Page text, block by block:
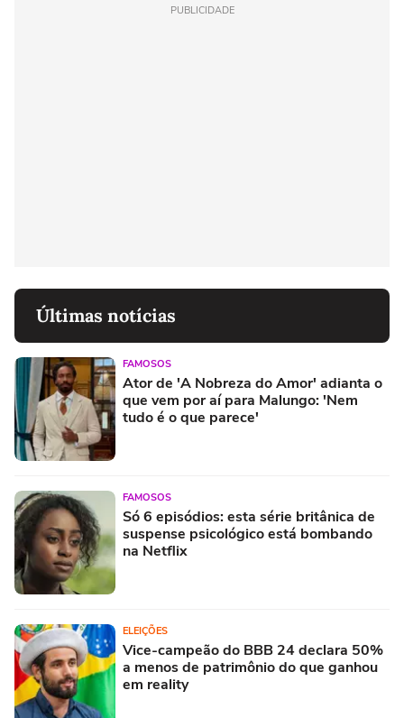
PUBLICIDADE
Últimas notícias
FAMOSOS
Ator de 'A Nobreza do Amor' adianta o
que vem por aí para Malungo: 'Nem
tudo é o que parece'
FAMOSOS
Só 6 episódios: esta série britânica de
suspense psicológico está bombando
na Netflix
ELEIÇÕES
Vice-campeão do BBB 24 declara 50%
a menos de patrimônio do que ganhou
em reality